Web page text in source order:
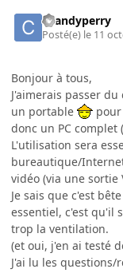
chandyperry
Posté(e) le 11
Bonjour à tous,
J'aimerais passer
un portable
donc un PC
L'utilisation sera
bureautique/
vidéo (via une sortie
Je sais que c'est
essentiel, c'est qu'il
trop la ventilation.
(et oui, j'en ai testé
J'ai lu les questions/